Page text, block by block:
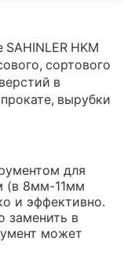
HKM
сортового
в
вырубки
для
(в 8мм-11мм
и эффективно.
заменить в
может